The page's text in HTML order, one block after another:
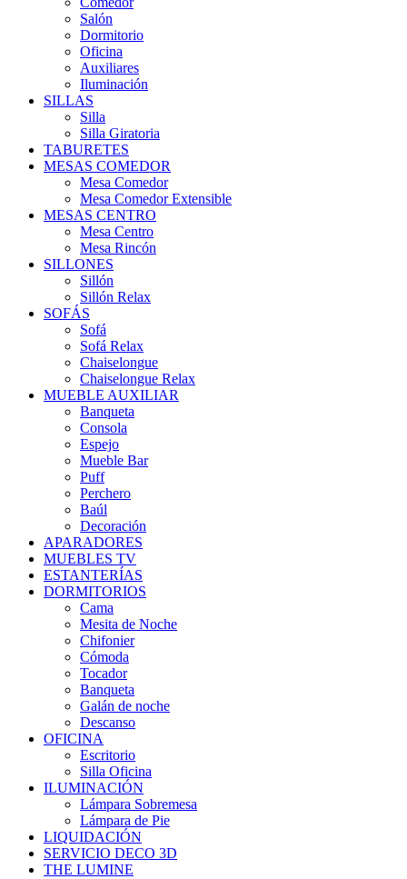
Salón
Dormitorio
Oficina
Auxiliares
Iluminación
SILLAS
Silla
Silla Giratoria
TABURETES
MESAS COMEDOR
Mesa Comedor
Mesa Comedor Extensible
MESAS CENTRO
Mesa Centro
Mesa Rincón
SILLONES
Sillón
Sillón Relax
SOFÁS
Sofá
Sofá Relax
Chaiselongue
Chaiselongue Relax
MUEBLE AUXILIAR
Banqueta
Consola
Espejo
Mueble Bar
Puff
Perchero
Baúl
Decoración
APARADORES
MUEBLES TV
ESTANTERÍAS
DORMITORIOS
Cama
Mesita de Noche
Chifonier
Cómoda
Tocador
Banqueta
Galán de noche
Descanso
OFICINA
Escritorio
Silla Oficina
ILUMINACIÓN
Lámpara Sobremesa
Lámpara de Pie
LIQUIDACIÓN
SERVICIO DECO 3D
THE LUMINE